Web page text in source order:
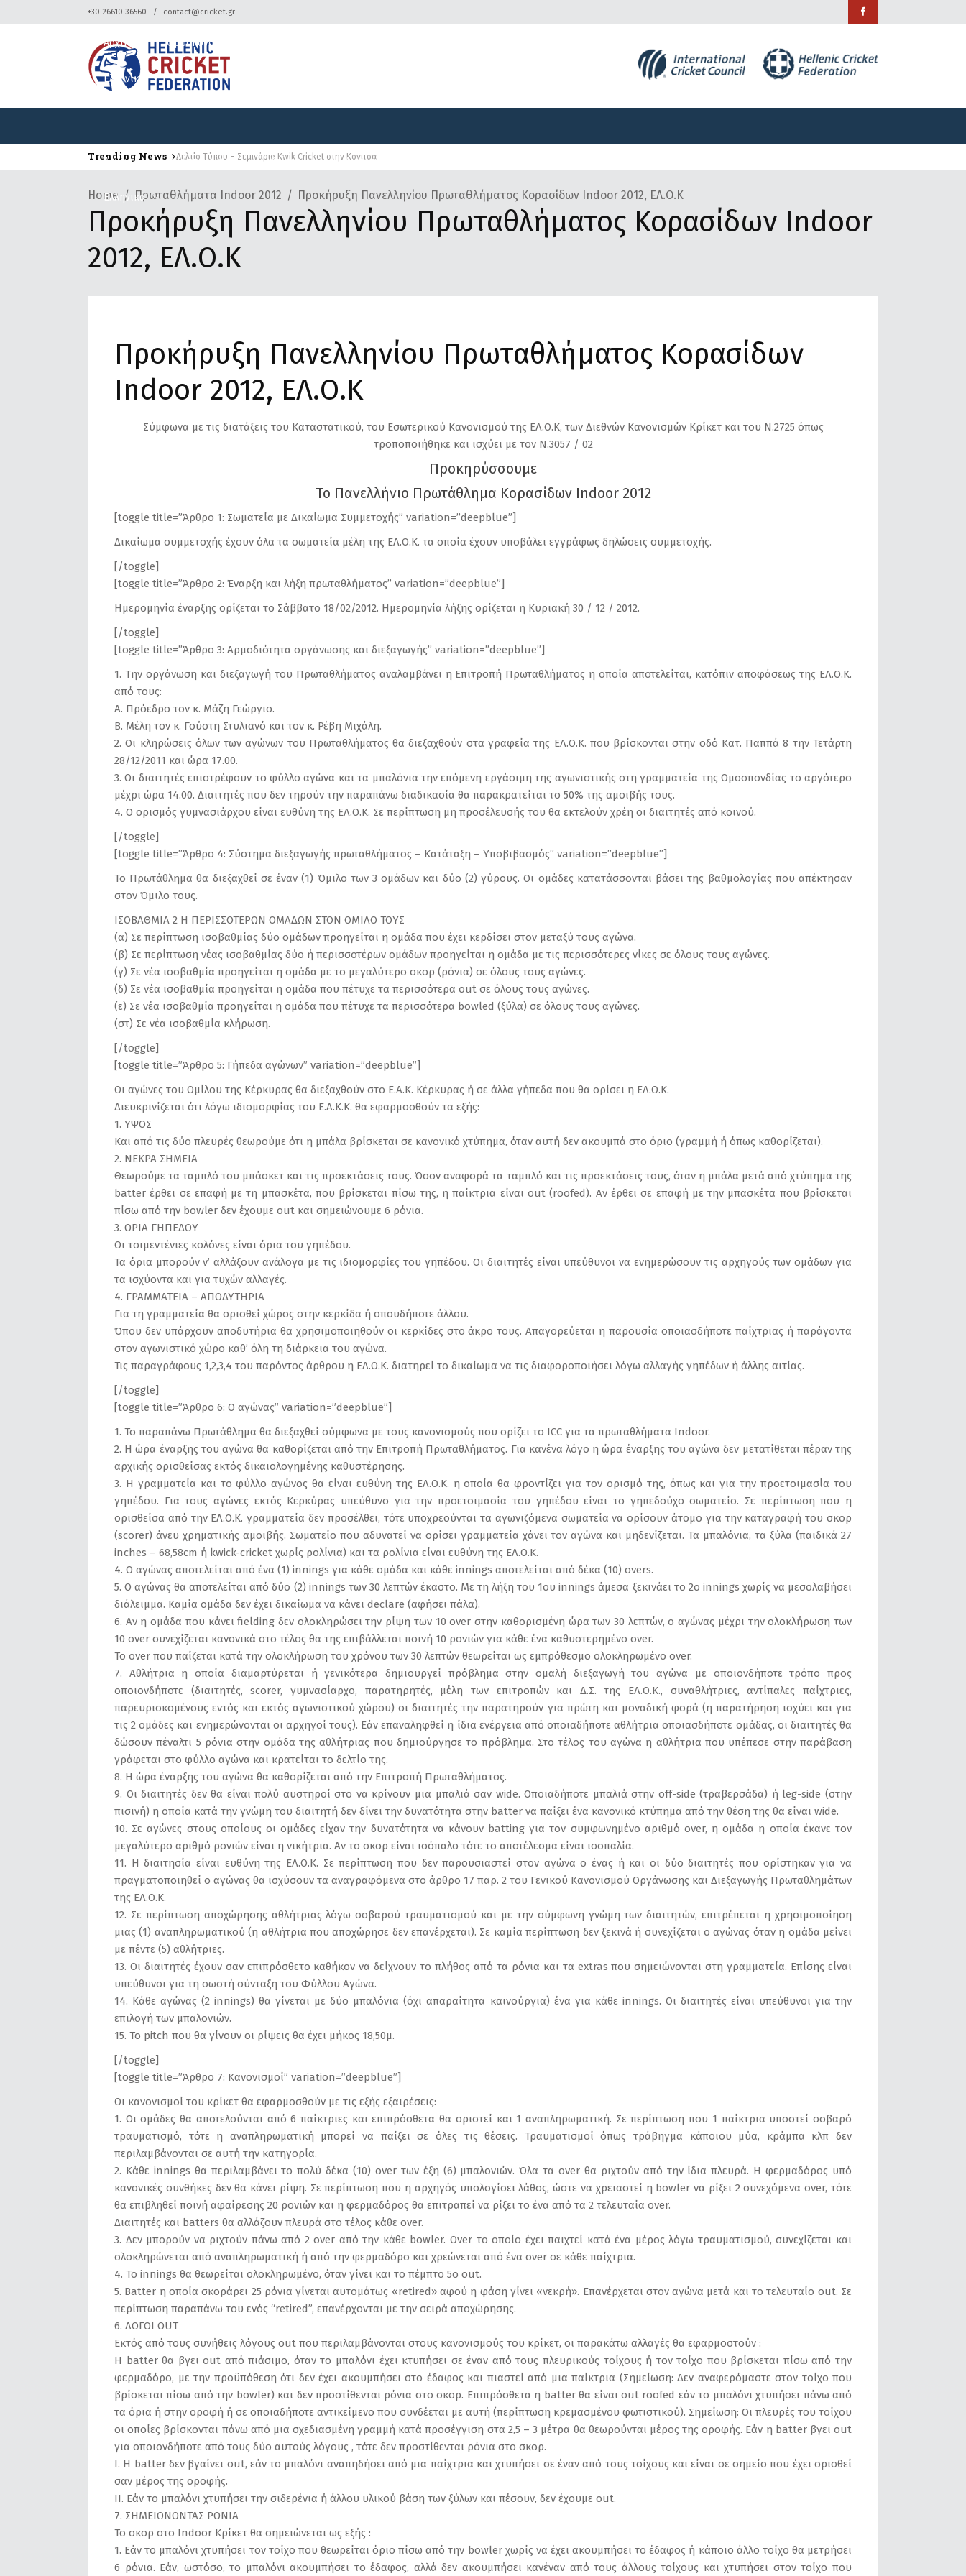
+30 26610 36560 contact@cricket.gr
Αρχική Ομοσπονδία Κρίκετ Διοργανώσεις
Ελληνικά
Αρχική Ομοσπονδία
Ελληνικά
Trending News Δελτίο Τύπου – Σεμινάριο Kwik Cricket στην Κόνιτσα
Δελτίο Τύπου – Τουρνουά Κρίκετ
Home Πρωταθλήματα Ιndoor 2012 Προκήρυξη Πανελληνίου Πρωταθλήματος Κορασίδων Indoor 2012, ΕΛ.Ο.Κ
Προκήρυξη Πανελληνίου Πρωταθλήματος Κορασίδων Indoor
2012, ΕΛ.Ο.Κ
Προκήρυξη Πανελληνίου Πρωταθλήματος Κορασίδων
Indoor 2012, ΕΛ.Ο.Κ
Σύμφωνα με τις διατάξεις του Καταστατικού, του Εσωτερικού Κανονισμού της ΕΛ.Ο.Κ, των Διεθνών Κανονισμών Κρίκετ και του Ν.2725 όπως
τροποποιήθηκε και ισχύει με τον Ν.3057 / 02
Προκηρύσσουμε
Το Πανελλήνιο Πρωτάθλημα Κορασίδων Indoor 2012
[toggle title=”Άρθρο 1: Σωματεία με Δικαίωμα Συμμετοχής” variation=”deepblue”]
Δικαίωμα συμμετοχής έχουν όλα τα σωματεία μέλη της ΕΛ.Ο.Κ. τα οποία έχουν υποβάλει εγγράφως δηλώσεις συμμετοχής.
[/toggle]
[toggle title=”Άρθρο 2: Έναρξη και λήξη πρωταθλήματος” variation=”deepblue”]
Ημερομηνία έναρξης ορίζεται το Σάββατο 18/02/2012. Ημερομηνία λήξης ορίζεται η Κυριακή 30 / 12 / 2012.
[/toggle]
[toggle title=”Άρθρο 3: Αρμοδιότητα οργάνωσης και διεξαγωγής” variation=”deepblue”]
1. Την οργάνωση και διεξαγωγή του Πρωταθλήματος αναλαμβάνει η Επιτροπή Πρωταθλήματος η οποία αποτελείται, κατόπιν αποφάσεως της ΕΛ.Ο.Κ.
από τους:
Α. Πρόεδρο τον κ. Μάζη Γεώργιο.
Β. Μέλη τον κ. Γούστη Στυλιανό και τον κ. Ρέβη Μιχάλη.
2. Οι κληρώσεις όλων των αγώνων του Πρωταθλήματος θα διεξαχθούν στα γραφεία της ΕΛ.Ο.Κ. που βρίσκονται στην οδό Κατ. Παππά 8 την Τετάρτη
28/12/2011 και ώρα 17.00.
3. Οι διαιτητές επιστρέφουν το φύλλο αγώνα και τα μπαλόνια την επόμενη εργάσιμη της αγωνιστικής στη γραμματεία της Ομοσπονδίας το αργότερο
μέχρι ώρα 14.00. Διαιτητές που δεν τηρούν την παραπάνω διαδικασία θα παρακρατείται το 50% της αμοιβής τους.
4. Ο ορισμός γυμνασιάρχου είναι ευθύνη της ΕΛ.Ο.Κ. Σε περίπτωση μη προσέλευσής του θα εκτελούν χρέη οι διαιτητές από κοινού.
[/toggle]
[toggle title=”Άρθρο 4: Σύστημα διεξαγωγής πρωταθλήματος – Κατάταξη – Υποβιβασμός” variation=”deepblue”]
Το Πρωτάθλημα θα διεξαχθεί σε έναν (1) Όμιλο των 3 ομάδων και δύο (2) γύρους. Οι ομάδες κατατάσσονται βάσει της βαθμολογίας που απέκτησαν
στον Όμιλο τους.
ΙΣΟΒΑΘΜΙΑ 2 Η ΠΕΡΙΣΣΟΤΕΡΩΝ ΟΜΑΔΩΝ ΣΤΟΝ ΟΜΙΛΟ ΤΟΥΣ
(α) Σε περίπτωση ισοβαθμίας δύο ομάδων προηγείται η ομάδα που έχει κερδίσει στον μεταξύ τους αγώνα.
(β) Σε περίπτωση νέας ισοβαθμίας δύο ή περισσοτέρων ομάδων προηγείται η ομάδα με τις περισσότερες νίκες σε όλους τους αγώνες.
(γ) Σε νέα ισοβαθμία προηγείται η ομάδα με το μεγαλύτερο σκορ (ρόνια) σε όλους τους αγώνες.
(δ) Σε νέα ισοβαθμία προηγείται η ομάδα που πέτυχε τα περισσότερα out σε όλους τους αγώνες.
(ε) Σε νέα ισοβαθμία προηγείται η ομάδα που πέτυχε τα περισσότερα bowled (ξύλα) σε όλους τους αγώνες.
(στ) Σε νέα ισοβαθμία κλήρωση.
[/toggle]
[toggle title=”Άρθρο 5: Γήπεδα αγώνων” variation=”deepblue”]
Οι αγώνες του Ομίλου της Κέρκυρας θα διεξαχθούν στο Ε.Α.Κ. Κέρκυρας ή σε άλλα γήπεδα που θα ορίσει η ΕΛ.Ο.Κ.
Διευκρινίζεται ότι λόγω ιδιομορφίας του Ε.Α.Κ.Κ. θα εφαρμοσθούν τα εξής:
1. ΥΨΟΣ
Και από τις δύο πλευρές θεωρούμε ότι η μπάλα βρίσκεται σε κανονικό χτύπημα, όταν αυτή δεν ακουμπά στο όριο (γραμμή ή όπως καθορίζεται).
2. ΝΕΚΡΑ ΣΗΜΕΙΑ
Θεωρούμε τα ταμπλό του μπάσκετ και τις προεκτάσεις τους. Όσον αναφορά τα ταμπλό και τις προεκτάσεις τους, όταν η μπάλα μετά από χτύπημα της
batter έρθει σε επαφή με τη μπασκέτα, που βρίσκεται πίσω της, η παίκτρια είναι out (roofed). Αν έρθει σε επαφή με την μπασκέτα που βρίσκεται
πίσω από την bowler δεν έχουμε out και σημειώνουμε 6 ρόνια.
3. ΟΡΙΑ ΓΗΠΕΔΟΥ
Οι τσιμεντένιες κολόνες είναι όρια του γηπέδου.
Τα όρια μπορούν ν’ αλλάξουν ανάλογα με τις ιδιομορφίες του γηπέδου. Οι διαιτητές είναι υπεύθυνοι να ενημερώσουν τις αρχηγούς των ομάδων για
τα ισχύοντα και για τυχών αλλαγές.
4. ΓΡΑΜΜΑΤΕΙΑ – ΑΠΟΔΥΤΗΡΙΑ
Για τη γραμματεία θα ορισθεί χώρος στην κερκίδα ή οπουδήποτε άλλου.
Όπου δεν υπάρχουν αποδυτήρια θα χρησιμοποιηθούν οι κερκίδες στο άκρο τους. Απαγορεύεται η παρουσία οποιασδήποτε παίχτριας ή παράγοντα
στον αγωνιστικό χώρο καθ’ όλη τη διάρκεια του αγώνα.
Τις παραγράφους 1,2,3,4 του παρόντος άρθρου η ΕΛ.Ο.Κ. διατηρεί το δικαίωμα να τις διαφοροποιήσει λόγω αλλαγής γηπέδων ή άλλης αιτίας.
[/toggle]
[toggle title=”Άρθρο 6: Ο αγώνας” variation=”deepblue”]
1. Το παραπάνω Πρωτάθλημα θα διεξαχθεί σύμφωνα με τους κανονισμούς που ορίζει το ICC για τα πρωταθλήματα Indoor.
2. Η ώρα έναρξης του αγώνα θα καθορίζεται από την Επιτροπή Πρωταθλήματος. Για κανένα λόγο η ώρα έναρξης του αγώνα δεν μετατίθεται πέραν της
αρχικής ορισθείσας εκτός δικαιολογημένης καθυστέρησης.
3. Η γραμματεία και το φύλλο αγώνος θα είναι ευθύνη της ΕΛ.Ο.Κ. η οποία θα φροντίζει για τον ορισμό της, όπως και για την προετοιμασία του
γηπέδου. Για τους αγώνες εκτός Κερκύρας υπεύθυνο για την προετοιμασία του γηπέδου είναι το γηπεδούχο σωματείο. Σε περίπτωση που η
ορισθείσα από την ΕΛ.Ο.Κ. γραμματεία δεν προσέλθει, τότε υποχρεούνται τα αγωνιζόμενα σωματεία να ορίσουν άτομο για την καταγραφή του σκορ
(scorer) άνευ χρηματικής αμοιβής. Σωματείο που αδυνατεί να ορίσει γραμματεία χάνει τον αγώνα και μηδενίζεται. Τα μπαλόνια, τα ξύλα (παιδικά 27
inches – 68,58cm ή kwick-cricket χωρίς ρολίνια) και τα ρολίνια είναι ευθύνη της ΕΛ.Ο.Κ.
4. Ο αγώνας αποτελείται από ένα (1) innings για κάθε ομάδα και κάθε innings αποτελείται από δέκα (10) overs.
5. Ο αγώνας θα αποτελείται από δύο (2) innings των 30 λεπτών έκαστο. Με τη λήξη του 1ου innings άμεσα ξεκινάει το 2ο innings χωρίς να μεσολαβήσει
διάλειμμα. Καμία ομάδα δεν έχει δικαίωμα να κάνει declare (αφήσει πάλα).
6. Αν η ομάδα που κάνει fielding δεν ολοκληρώσει την ρίψη των 10 over στην καθορισμένη ώρα των 30 λεπτών, ο αγώνας μέχρι την ολοκλήρωση των
10 over συνεχίζεται κανονικά στο τέλος θα της επιβάλλεται ποινή 10 ρονιών για κάθε ένα καθυστερημένο over.
Το over που παίζεται κατά την ολοκλήρωση του χρόνου των 30 λεπτών θεωρείται ως εμπρόθεσμο ολοκληρωμένο over.
7. Αθλήτρια η οποία διαμαρτύρεται ή γενικότερα δημιουργεί πρόβλημα στην ομαλή διεξαγωγή του αγώνα με οποιονδήποτε τρόπο προς
οποιονδήποτε (διαιτητές, scorer, γυμνασίαρχο, παρατηρητές, μέλη των επιτροπών και Δ.Σ. της ΕΛ.Ο.Κ., συναθλήτριες, αντίπαλες παίχτριες,
παρευρισκομένους εντός και εκτός αγωνιστικού χώρου) οι διαιτητές την παρατηρούν για πρώτη και μοναδική φορά (η παρατήρηση ισχύει και για
τις 2 ομάδες και ενημερώνονται οι αρχηγοί τους). Εάν επαναληφθεί η ίδια ενέργεια από οποιαδήποτε αθλήτρια οποιασδήποτε ομάδας, οι διαιτητές θα
δώσουν πέναλτι 5 ρόνια στην ομάδα της αθλήτριας που δημιούργησε το πρόβλημα. Στο τέλος του αγώνα η αθλήτρια που υπέπεσε στην παράβαση
γράφεται στο φύλλο αγώνα και κρατείται το δελτίο της.
8. Η ώρα έναρξης του αγώνα θα καθορίζεται από την Επιτροπή Πρωταθλήματος.
9. Οι διαιτητές δεν θα είναι πολύ αυστηροί στο να κρίνουν μια μπαλιά σαν wide. Οποιαδήποτε μπαλιά στην off-side (τραβερσάδα) ή leg-side (στην
πισινή) η οποία κατά την γνώμη του διαιτητή δεν δίνει την δυνατότητα στην batter να παίξει ένα κανονικό κτύπημα από την θέση της θα είναι wide.
10. Σε αγώνες στους οποίους οι ομάδες είχαν την δυνατότητα να κάνουν batting για τον συμφωνημένο αριθμό over, η ομάδα η οποία έκανε τον
μεγαλύτερο αριθμό ρονιών είναι η νικήτρια. Αν το σκορ είναι ισόπαλο τότε το αποτέλεσμα είναι ισοπαλία.
11. Η διαιτησία είναι ευθύνη της ΕΛ.Ο.Κ. Σε περίπτωση που δεν παρουσιαστεί στον αγώνα ο ένας ή και οι δύο διαιτητές που ορίστηκαν για να
πραγματοποιηθεί ο αγώνας θα ισχύσουν τα αναγραφόμενα στο άρθρο 17 παρ. 2 του Γενικού Κανονισμού Οργάνωσης και Διεξαγωγής Πρωταθλημάτων
της ΕΛ.Ο.Κ.
12. Σε περίπτωση αποχώρησης αθλήτριας λόγω σοβαρού τραυματισμού και με την σύμφωνη γνώμη των διαιτητών, επιτρέπεται η χρησιμοποίηση
μιας (1) αναπληρωματικού (η αθλήτρια που αποχώρησε δεν επανέρχεται). Σε καμία περίπτωση δεν ξεκινά ή συνεχίζεται ο αγώνας όταν η ομάδα μείνει
με πέντε (5) αθλήτριες.
13. Οι διαιτητές έχουν σαν επιπρόσθετο καθήκον να δείχνουν το πλήθος από τα ρόνια και τα extras που σημειώνονται στη γραμματεία. Επίσης είναι
υπεύθυνοι για τη σωστή σύνταξη του Φύλλου Αγώνα.
14. Κάθε αγώνας (2 innings) θα γίνεται με δύο μπαλόνια (όχι απαραίτητα καινούργια) ένα για κάθε innings. Οι διαιτητές είναι υπεύθυνοι για την
επιλογή των μπαλονιών.
15. Το pitch που θα γίνουν οι ρίψεις θα έχει μήκος 18,50μ.
[/toggle]
[toggle title=”Άρθρο 7: Κανονισμοί” variation=”deepblue”]
Οι κανονισμοί του κρίκετ θα εφαρμοσθούν με τις εξής εξαιρέσεις:
1. Οι ομάδες θα αποτελούνται από 6 παίκτριες και επιπρόσθετα θα οριστεί και 1 αναπληρωματική. Σε περίπτωση που 1 παίκτρια υποστεί σοβαρό
τραυματισμό, τότε η αναπληρωματική μπορεί να παίξει σε όλες τις θέσεις. Τραυματισμοί όπως τράβηγμα κάποιου μύα, κράμπα κλπ δεν
περιλαμβάνονται σε αυτή την κατηγορία.
2. Κάθε innings θα περιλαμβάνει το πολύ δέκα (10) over των έξη (6) μπαλονιών. Όλα τα over θα ριχτούν από την ίδια πλευρά. Η φερμαδόρος υπό
κανονικές συνθήκες δεν θα κάνει ρίψη. Σε περίπτωση που η αρχηγός υπολογίσει λάθος, ώστε να χρειαστεί η bowler να ρίξει 2 συνεχόμενα over, τότε
θα επιβληθεί ποινή αφαίρεσης 20 ρονιών και η φερμαδόρος θα επιτραπεί να ρίξει το ένα από τα 2 τελευταία over.
Διαιτητές και batters θα αλλάζουν πλευρά στο τέλος κάθε over.
3. Δεν μπορούν να ριχτούν πάνω από 2 over από την κάθε bowler. Over το οποίο έχει παιχτεί κατά ένα μέρος λόγω τραυματισμού, συνεχίζεται και
ολοκληρώνεται από αναπληρωματική ή από την φερμαδόρο και χρεώνεται από ένα over σε κάθε παίχτρια.
4. Το innings θα θεωρείται ολοκληρωμένο, όταν γίνει και το πέμπτο 5ο out.
5. Βatter η οποία σκοράρει 25 ρόνια γίνεται αυτομάτως «retired» αφού η φάση γίνει «νεκρή». Επανέρχεται στον αγώνα μετά και το τελευταίο out. Σε
περίπτωση παραπάνω του ενός “retired”, επανέρχονται με την σειρά αποχώρησης.
6. ΛΟΓΟΙ OUT
Εκτός από τους συνήθεις λόγους out που περιλαμβάνονται στους κανονισμούς του κρίκετ, οι παρακάτω αλλαγές θα εφαρμοστούν :
Η batter θα βγει out από πιάσιμο, όταν το μπαλόνι έχει κτυπήσει σε έναν από τους πλευρικούς τοίχους ή τον τοίχο που βρίσκεται πίσω από την
φερμαδόρο, με την προϋπόθεση ότι δεν έχει ακουμπήσει στο έδαφος και πιαστεί από μια παίκτρια (Σημείωση: Δεν αναφερόμαστε στον τοίχο που
βρίσκεται πίσω από την bowler) και δεν προστίθενται ρόνια στο σκορ. Επιπρόσθετα η batter θα είναι out roofed εάν το μπαλόνι χτυπήσει πάνω από
τα όρια ή στην οροφή ή σε οποιαδήποτε αντικείμενο που συνδέεται με αυτή (περίπτωση κρεμασμένου φωτιστικού). Σημείωση: Οι πλευρές του τοίχου
οι οποίες βρίσκονται πάνω από μια σχεδιασμένη γραμμή κατά προσέγγιση στα 2,5 – 3 μέτρα θα θεωρούνται μέρος της οροφής. Εάν η batter βγει out
για οποιονδήποτε από τους δύο αυτούς λόγους , τότε δεν προστίθενται ρόνια στο σκορ.
Ι. Η batter δεν βγαίνει out, εάν το μπαλόνι αναπηδήσει από μια παίχτρια και χτυπήσει σε έναν από τους τοίχους και είναι σε σημείο που έχει ορισθεί
σαν μέρος της οροφής.
ΙΙ. Εάν το μπαλόνι χτυπήσει την σιδερένια ή άλλου υλικού βάση των ξύλων και πέσουν, δεν έχουμε out.
7. ΣΗΜΕΙΩΝΟΝΤΑΣ ΡΟΝΙΑ
Το σκορ στο Indoor Κρίκετ θα σημειώνεται ως εξής :
1. Εάν το μπαλόνι χτυπήσει τον τοίχο που θεωρείται όριο πίσω από την bowler χωρίς να έχει ακουμπήσει το έδαφος ή κάποιο άλλο τοίχο θα μετρήσει
6 ρόνια. Εάν, ωστόσο, το μπαλόνι ακουμπήσει το έδαφος, αλλά δεν ακουμπήσει κανέναν από τους άλλους τοίχους και χτυπήσει στον τοίχο που